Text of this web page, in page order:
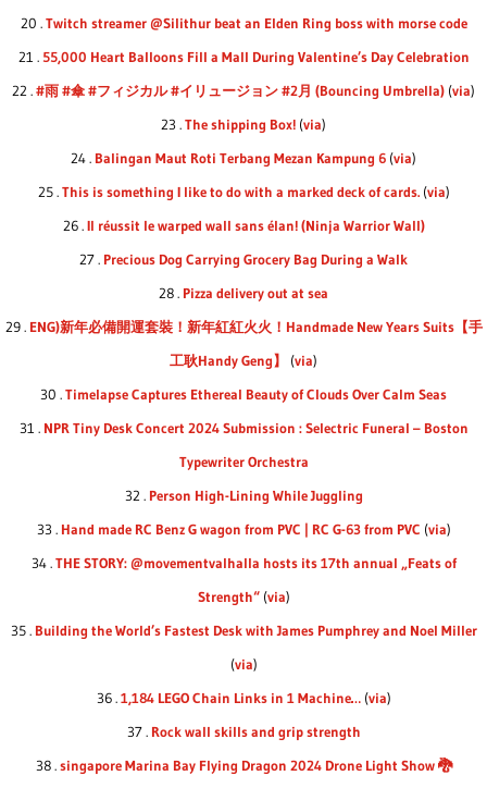
20 .Twitch streamer @Silithur beat an Elden Ring boss with morse code
21 . 55,000 Heart Balloons Fill a Mall During Valentine’s Day Celebration
22 .#雨 #傘 #フィジカル #イリュージョン #2月 (Bouncing Umbrella) (via)
23 .The shipping Box! (via)
24 . Balingan Maut Roti Terbang Mezan Kampung 6 (via)
25 .This is something I like to do with a marked deck of cards. (via)
26 .Il réussit le warped wall sans élan! (Ninja Warrior Wall)
27 . Precious Dog Carrying Grocery Bag During a Walk
28 . Pizza delivery out at sea
29 . ENG)新年必備開運套裝！新年紅紅火火！Handmade New Years Suits【手
工耿Handy Geng】 (via)
30 .Timelapse Captures Ethereal Beauty of Clouds Over Calm Seas
31 . NPR Tiny Desk Concert 2024 Submission : Selectric Funeral – Boston
Typewriter Orchestra
32 . Person High-Lining While Juggling
33 . Hand made RC Benz G wagon from PVC | RC G-63 from PVC (via)
34 .THE STORY: @movementvalhalla hosts its 17th annual „Feats of
Strength“ (via)
35 . Building the World’s Fastest Desk with James Pumphrey and Noel Miller
(via)
36 .1,184 LEGO Chain Links in 1 Machine… (via)
37 . Rock wall skills and grip strength
38 .singapore Marina Bay Flying Dragon 2024 Drone Light Show 🐉